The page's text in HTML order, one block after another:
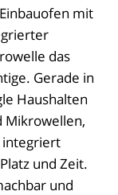
mit
das
Gerade in
Haushalten
Mikrowellen,
integriert
und Zeit.
und